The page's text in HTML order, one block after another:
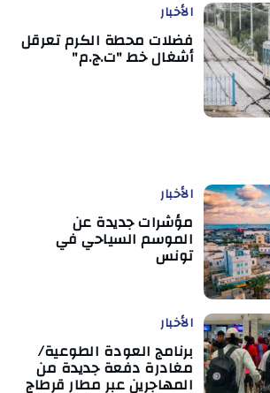
الأخبار
فضلات محطة الكرم تعرقل
أشغال خط "ت.ج.م"
الأخبار
مؤشرات جديدة عن
الموسم السياحي في
تونس
الأخبار
برنامج العودة الطوعية/
مغادرة دفعة جديدة من
المهاجرين عبر مطار قرطاج